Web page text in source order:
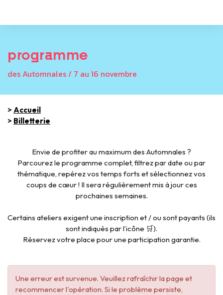
programme
des Automnales / 7 au 16 novembre
> Accueil
> Billetterie
Envie de profiter au maximum des Automnales ?
Parcourez le programme complet, filtrez par date ou par
thématique, repérez vos temps forts et sélectionnez vos
coups de cœur ! Il sera régulièrement mis à jour ces
prochaines semaines.
Certains ateliers exigent une inscription et / ou sont payants (ils
sont indiqués par l’icône 🛒).
Réservez votre place pour une participation garantie.
Une erreur est survenue. Veuillez rafraîchir la page et
recommencer l'opération. Si le problème persiste,